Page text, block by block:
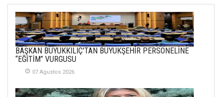
SOFRADA AYRIMCILIK
VAR
26 Subat 2026
METİN ERTEM
BAŞKAN BÜYÜKKILIÇ'TAN BÜYÜKŞEHİR PERSONELİNE
“EĞİTİM” VURGUSU
07 Agustos 2026